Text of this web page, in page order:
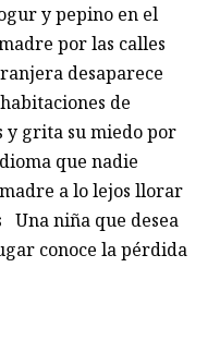
y pepino en el
por las calles
desaparece
de
y grita su miedo por
que nadie
a lo lejos llorar
Una niña que desea
conoce la pérdida